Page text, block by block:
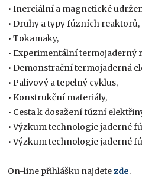
• Inerciální a magnetické
• Druhy a typy fúzních reaktorů,
• Tokamaky,
• Experimentální termojaderný
• Demonstrační termojaderná
• Palivový a tepelný cyklus,
• Konstrukční materiály,
• Cesta k dosažení fúzní
• Výzkum technologie jaderné
• Výzkum technologie jaderné
On-line přihlášku najdete zde.